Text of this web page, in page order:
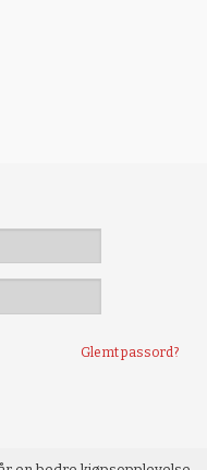
Glemt passord?